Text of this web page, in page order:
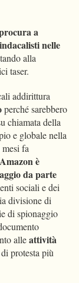
a
nelle
alla
taser.
addirittura
perché sarebbero
chiamata della
e globale nella
fa
è
da parte
sociali e dei
divisione di
di spionaggio
alleattività
protesta più